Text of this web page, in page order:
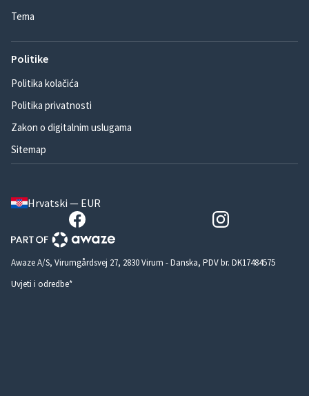
Tema
Politike
Politika kolačića
Politika privatnosti
Zakon o digitalnim uslugama
Sitemap
Hrvatski — EUR
Awaze A/S, Virumgårdsvej 27, 2830 Virum - Danska, PDV br. DK17484575
Uvjeti i odredbe*